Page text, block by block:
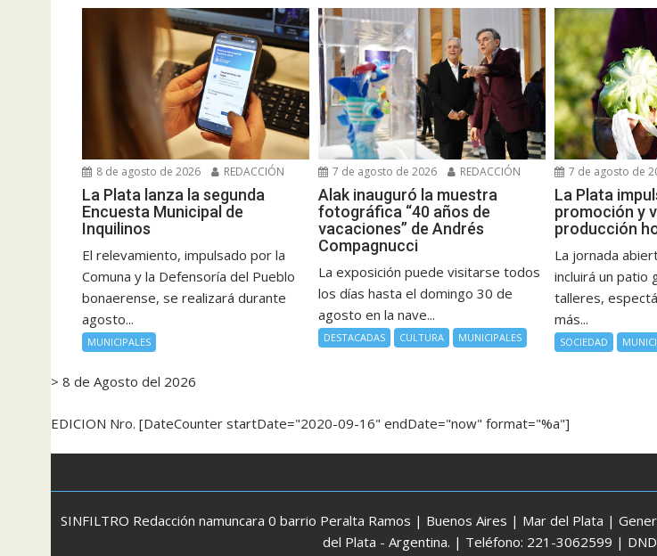
8 de agosto de 2026 REDACCIÓN
La Plata lanza la segunda
Encuesta Municipal de
Inquilinos
El relevamiento, impulsado por la
Comuna y la Defensoría del Pueblo
bonaerense, se realizará durante
agosto...
MUNICIPALES
7 de agosto de 2026 REDACCIÓN
Alak inauguró la muestra
fotográfica “40 años de
vacaciones” de Andrés
Compagnucci
La exposición puede visitarse todos
los días hasta el domingo 30 de
agosto en la nave...
DESTACADAS CULTURA MUNICIPALES
7 de agosto de
La Plata
promoción y
producción
La jornada
incluirá un patio
talleres,
más...
SOCIEDAD
> 8 de Agosto del 2026
EDICION Nro. [DateCounter startDate="2020-09-16" endDate="now" format="%a"]
SINFILTRO Redacción namuncara 0 barrio Peralta Ramos | Buenos Aires | Mar del Plata |
del Plata - Argentina. | Teléfono: 221-3062599 |